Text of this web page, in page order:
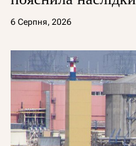
6 Серпня, 2026